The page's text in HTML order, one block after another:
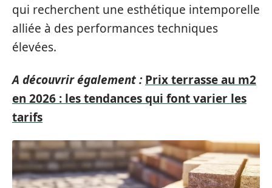
qui recherchent une esthétique intemporelle
alliée à des performances techniques
élevées.
A découvrir également : Prix terrasse au m2
en 2026 : les tendances qui font varier les
tarifs